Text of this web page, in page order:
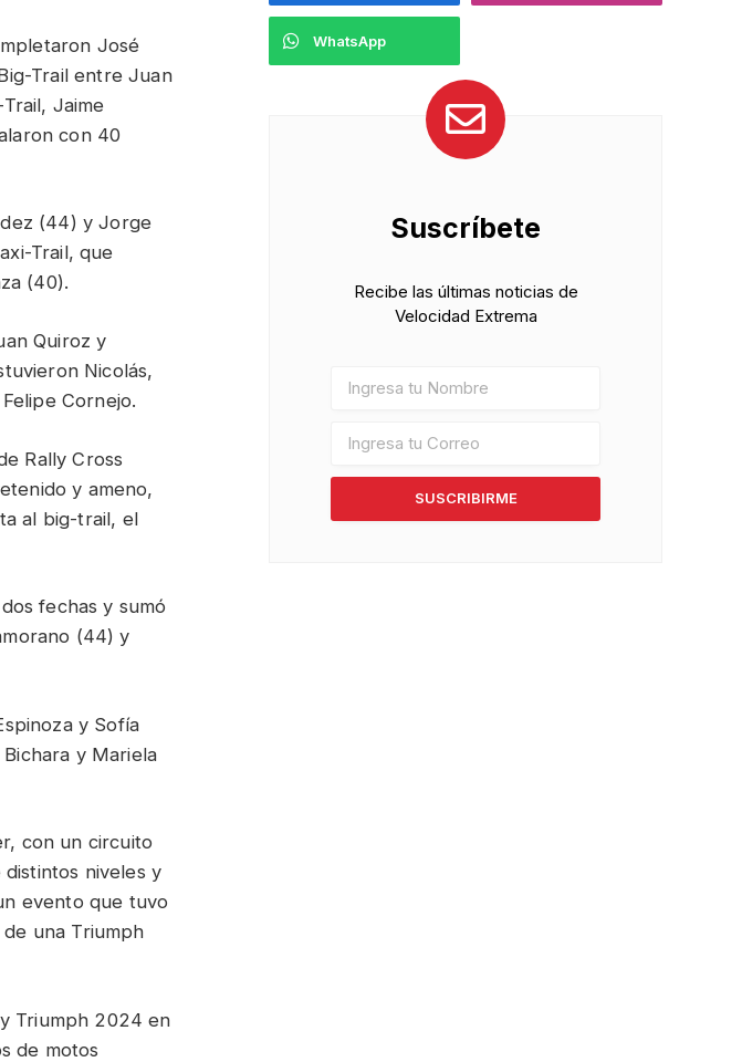
José
Trail entre Juan
Jaime
con 40
(44) y Jorge
Trail, que
(40).
Quiroz y
Nicolás,
Cornejo.
Rally Cross
y ameno,
al big-trail, el
fechas y sumó
(44) y
y Sofía
y Mariela
con un circuito
niveles y
evento que tuvo
una Triumph
Triumph 2024 en
de motos
WhatsApp
Suscríbete
Recibe las últimas noticias de
Velocidad Extrema
SUSCRIBIRME